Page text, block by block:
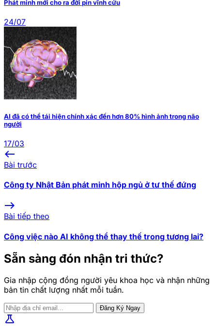
Phát minh mới cho ra đời pin vĩnh cửu
24/07
AI đã có thể tái hiện chính xác đến hơn 80% hình ảnh trong não
người
17/03
west
Bài trước
Công ty Nhật Bản phát minh hộp ngủ ở tư thế đứng
east
Bài tiếp theo
Công việc nào AI không thể thay thế trong tương lai?
Sẵn sàng đón nhận tri thức?
Gia nhập cộng đồng người yêu khoa học và nhận những
bản tin chất lượng nhất mỗi tuần.
Đăng Ký Ngay
science